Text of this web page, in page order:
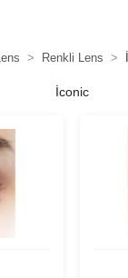
Lens Renkli Lens
İconic